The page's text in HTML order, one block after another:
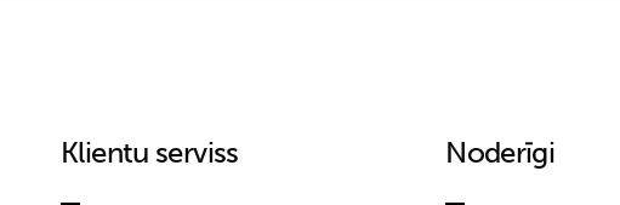
Klientu serviss Noderīgi